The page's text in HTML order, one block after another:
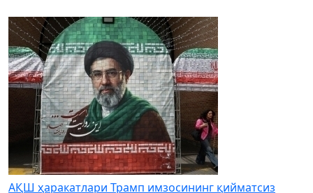
АҚШ ҳаракатлари Трамп имзосининг қийматсиз